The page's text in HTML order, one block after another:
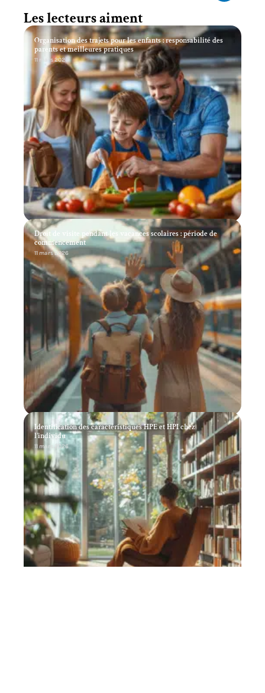
Les lecteurs aiment
Organisation des trajets pour les enfants : responsabilité des
parents et meilleures pratiques
11 mars 2026
Droit de visite pendant les vacances scolaires : période de
commencement
11 mars 2026
Identification des caractéristiques HPE et HPI chez
l’individu
11 mars 2026